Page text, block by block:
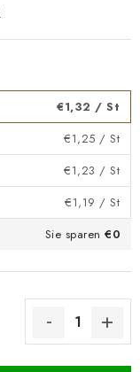
€1,32 / St
€1,25 / St
€1,23 / St
€1,19 / St
Sie sparen €0